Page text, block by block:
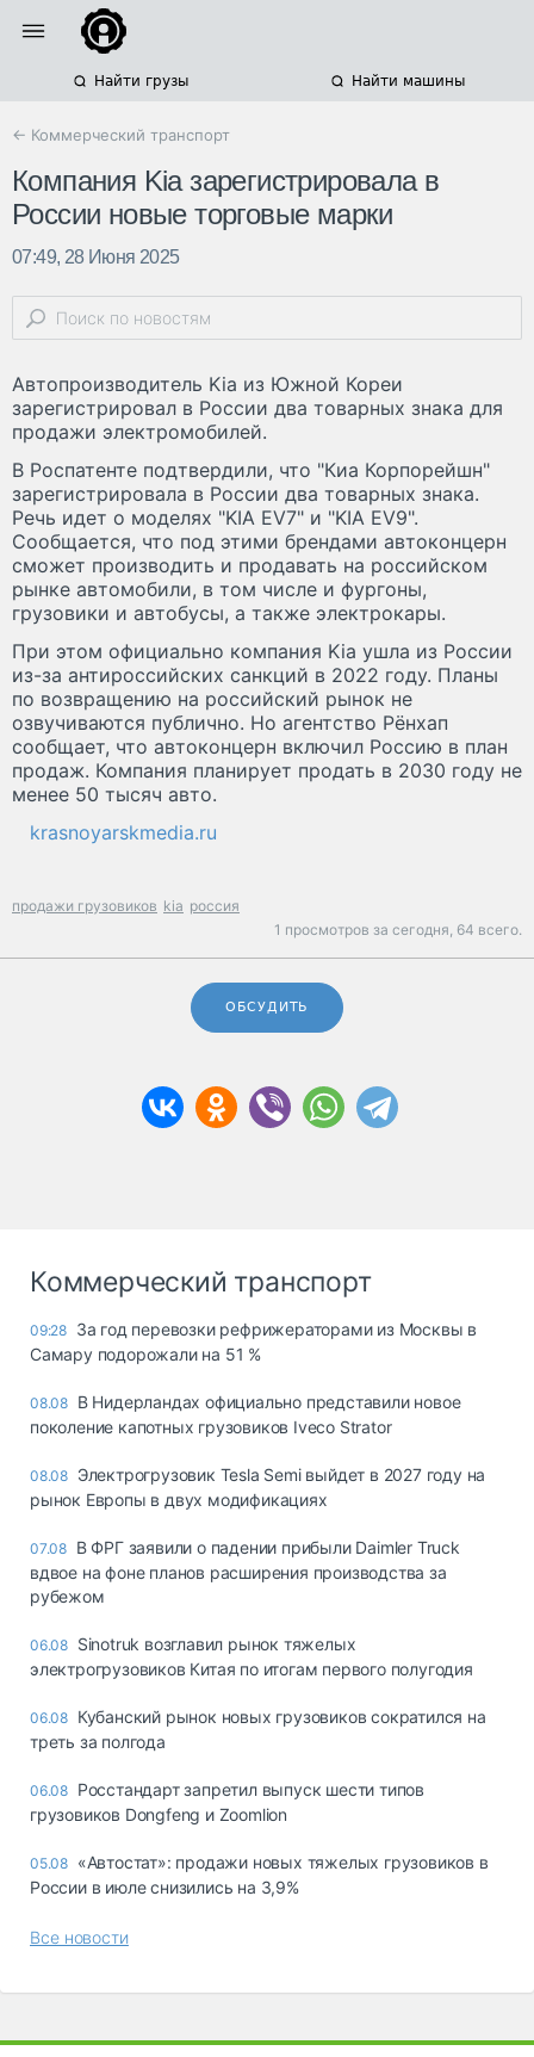
Найти грузы Найти машины
← Коммерческий транспорт
Компания Kia зарегистрировала в
России новые торговые марки
07:49, 28 Июня 2025
Автопроизводитель Kia из Южной Кореи
зарегистрировал в России два товарных знака для
продажи электромобилей.
В Роспатенте подтвердили, что "Киа Корпорейшн"
зарегистрировала в России два товарных знака.
Речь идет о моделях "KIA EV7" и "KIA EV9".
Сообщается, что под этими брендами автоконцерн
сможет производить и продавать на российском
рынке автомобили, в том числе и фургоны,
грузовики и автобусы, а также электрокары.
При этом официально компания Kia ушла из России
из-за антироссийских санкций в 2022 году. Планы
по возвращению на российский рынок не
озвучиваются публично. Но агентство Рёнхап
сообщает, что автоконцерн включил Россию в план
продаж. Компания планирует продать в 2030 году не
менее 50 тысяч авто.
krasnoyarskmedia.ru
продажи грузовиков kia россия
1 просмотров за сегодня, 64 всего.
ОБСУДИТЬ
Коммерческий транспорт
09:28 За год перевозки рефрижераторами из Москвы в
Самару подорожали на 51 %
08.08 В Нидерландах официально представили новое
поколение капотных грузовиков Iveco Strator
08.08 Электрогрузовик Tesla Semi выйдет в 2027 году на
рынок Европы в двух модификациях
07.08 В ФРГ заявили о падении прибыли Daimler Truck
вдвое на фоне планов расширения производства за
рубежом
06.08 Sinotruk возглавил рынок тяжелых
электрогрузовиков Китая по итогам первого полугодия
06.08 Кубанский рынок новых грузовиков сократился на
треть за полгода
06.08 Росстандарт запретил выпуск шести типов
грузовиков Dongfeng и Zoomlion
05.08 «Автостат»: продажи новых тяжелых грузовиков в
России в июле снизились на 3,9%
Все новости